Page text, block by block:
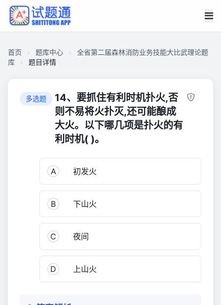
首页 题库中心
全省第二届森林消防业务技能大比武理论题
库
题目详情
多选题
14、要抓住有利时机扑火,否
则不易将火扑灭,还可能酿成
大火。以下哪几项是扑火的有
利时机( )。
A 初发火
B 下山火
C 夜间
D 上山火